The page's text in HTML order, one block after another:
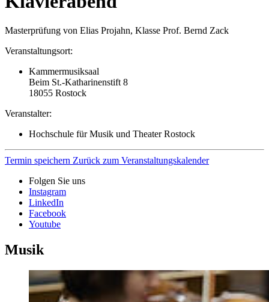
Masterprüfung von Elias Projahn, Klasse Prof. Bernd Zack
Veranstaltungsort:
Kammermusiksaal
Beim St.-Katharinenstift 8
18055 Rostock
Veranstalter:
Hochschule für Musik und Theater Rostock
Termin speichern Zurück zum Veranstaltungskalender
Folgen Sie uns
Instagram
LinkedIn
Facebook
Youtube
Musik